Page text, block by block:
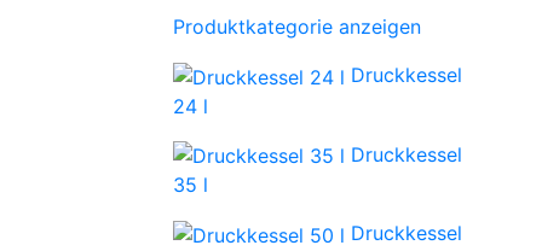
Produktkategorie anzeigen
Druckkessel
24 l
Druckkessel
35 l
Druckkessel